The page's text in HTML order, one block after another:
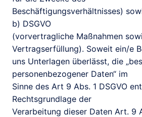
Beschäftigungsverhältnisses)
b) DSGVO
(vorvertragliche Maßnahmen
Vertragserfüllung). Soweit ein/e
uns Unterlagen überlässt, die
personenbezogener Daten“ im
Sinne des Art 9 Abs. 1 DSGVO
Rechtsgrundlage der
Verarbeitung dieser Daten Art. 9